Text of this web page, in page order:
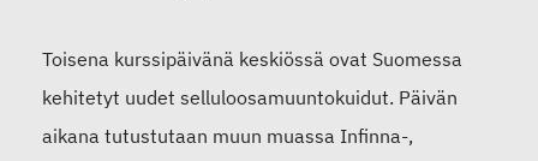
Toisena kurssipäivänä keskiössä ovat Suomessa
kehitetyt uudet selluloosamuuntokuidut. Päivän
aikana tutustutaan muun muassa Infinna-,